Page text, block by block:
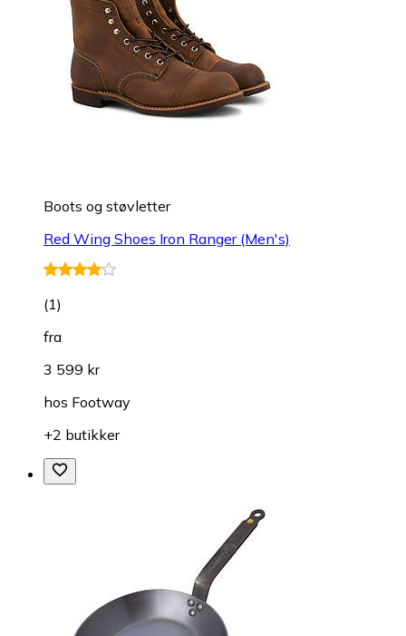
Boots og støvletter
Red Wing Shoes Iron Ranger (Men's)
(1)
fra
3 599 kr
hos Footway
+2 butikker